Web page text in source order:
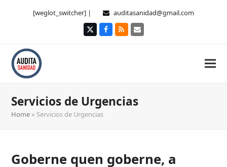
[weglot_switcher] | auditasanidad@gmail.com
TwitterFacebook
RSS Correo
Servicios de Urgencias
Home » Servicios de Urgencias
Goberne quen goberne, a